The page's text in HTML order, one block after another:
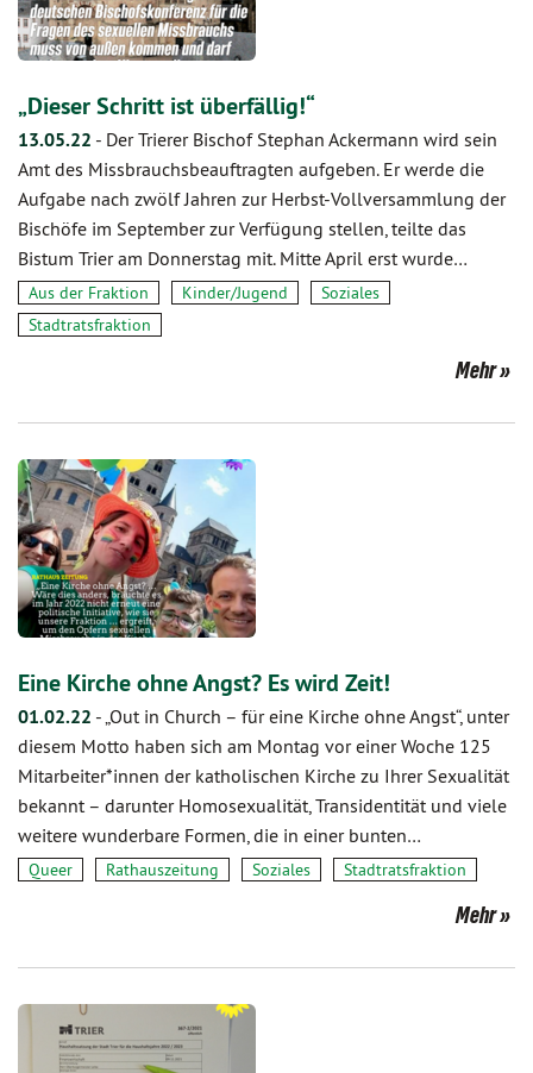
„Dieser Schritt ist überfällig!“
13.05.22 - Der Trierer Bischof Stephan Ackermann wird sein
Amt des Missbrauchsbeauftragten aufgeben. Er werde die
Aufgabe nach zwölf Jahren zur Herbst-Vollversammlung der
Bischöfe im September zur Verfügung stellen, teilte das
Bistum Trier am Donnerstag mit. Mitte April erst wurde…
Aus der Fraktion Kinder/Jugend
Soziales
Stadtratsfraktion
Mehr
Eine Kirche ohne Angst? Es wird Zeit!
01.02.22 -„Out in Church – für eine Kirche ohne Angst“, unter
diesem Motto haben sich am Montag vor einer Woche 125
Mitarbeiter*innen der katholischen Kirche zu Ihrer Sexualität
bekannt – darunter Homosexualität, Transidentität und viele
weitere wunderbare Formen, die in einer bunten…
Queer Rathauszeitung Soziales Stadtratsfraktion
Mehr